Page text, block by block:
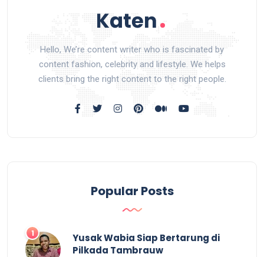
Hello, We’re content writer who is fascinated by
content fashion, celebrity and lifestyle. We helps
clients bring the right content to the right people.
Popular Posts
Yusak Wabia Siap Bertarung di
Pilkada Tambrauw